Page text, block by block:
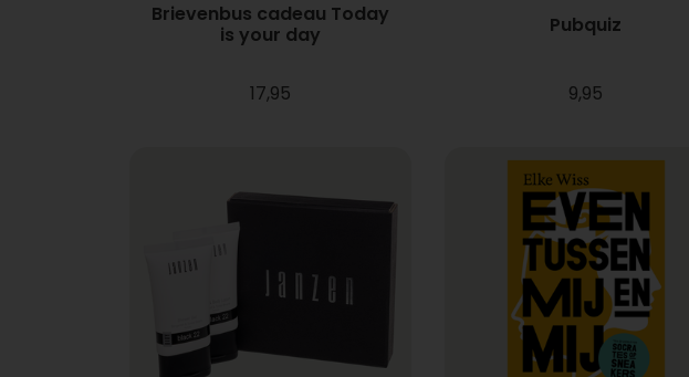
Brievenbus cadeau Today
is your day
17,95
Pubquiz
9,95